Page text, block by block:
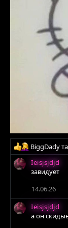
Р
е
а
к
ї
:
BiggDadyта
Ieisjsjdjd
завидует
14.06.26
Ieisjsjdjd
а он